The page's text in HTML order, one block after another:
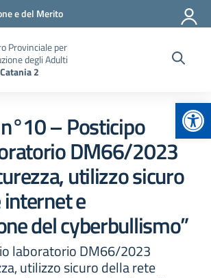
e del Merito
Provinciale per
degli Adulti
2
– Posticipo
DM66/2023
utilizzo sicuro
e
del cyberbullismo”
laboratorio DM66/2023
utilizzo sicuro della rete